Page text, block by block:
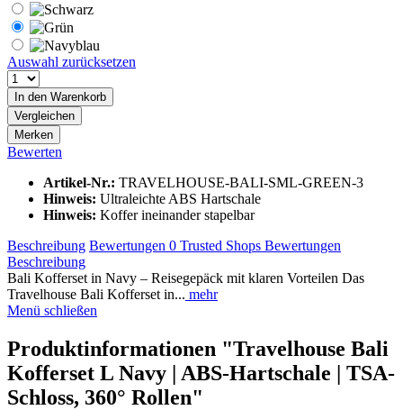
Auswahl zurücksetzen
In den Warenkorb
Vergleichen
Merken
Bewerten
Artikel-Nr.: TRAVELHOUSE-BALI-SML-GREEN-3
Hinweis: Ultraleichte ABS Hartschale
Hinweis: Koffer ineinander stapelbar
Beschreibung Bewertungen 0 Trusted Shops Bewertungen
Beschreibung
Bali Kofferset in Navy – Reisegepäck mit klaren Vorteilen Das
Travelhouse Bali Kofferset in... mehr
Menü schließen
Produktinformationen "Travelhouse Bali
Kofferset L Navy | ABS-Hartschale | TSA-
Schloss, 360° Rollen"